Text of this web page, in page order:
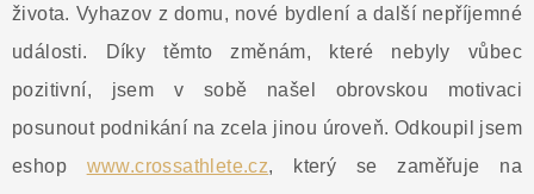
života. Vyhazov z domu, nové bydlení a další nepříjemné
události. Díky těmto změnám, které nebyly vůbec
pozitivní, jsem v sobě našel obrovskou motivaci
posunout podnikání na zcela jinou úroveň. Odkoupil jsem
eshop www.crossathlete.cz, který se zaměřuje na